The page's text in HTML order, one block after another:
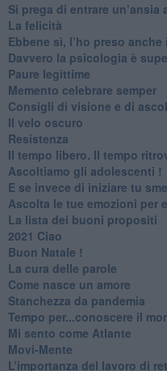
Si prega di entrare un’ansia
​La felicità
​Ebbene sì, l’ho preso anche
​Davvero la psicologia è
Paure legittime
​Memento celebrare semper
​Consigli di visione e di
​Il velo oscuro
Resistenza
​Il tempo libero. Il tempo
Ascoltiamo gli adolescenti !
​E se invece di iniziare tu
​Ascolta le tue emozioni per
​La lista dei buoni propositi
2021 Ciao
Buon Natale !
​La cura delle parole
​Come nasce un amore
Stanchezza da pandemia
​Tempo per...conoscere il
​Mi sento come Atlante
​Movi-Mente
​L’importanza del lavoro di